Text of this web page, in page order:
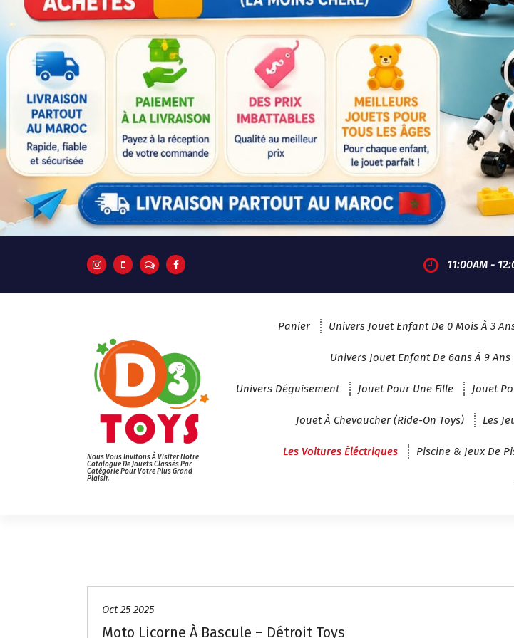
11:00AM -
Nous Vous Invitons À Visiter Notre
Catalogue De Jouets Classés Par
Catégorie Pour Votre Plus Grand
Plaisir.
Panier Univers Jouet Enfant De 0 Mois À 3
Univers Jouet Enfant De 6ans À 9 Ans
Univers Déguisement Jouet Pour Une Fille Jouet
Jouet À Chevaucher (Ride-On Toys) Les
Les Voitures Éléctriques Piscine & Jeux De
Oct 25 2025
Moto Licorne À Bascule – Détroit Toys